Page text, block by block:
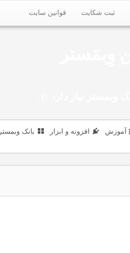
ثبت شکایت قوانین سایت
آموزش افزونه و ابزار بانک وبمستر